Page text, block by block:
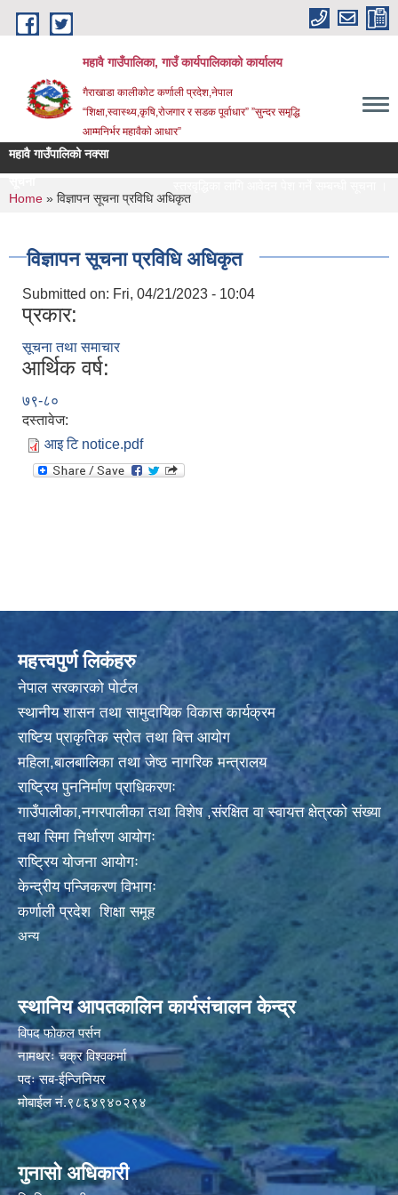
Skip to main content
महावै गाउँपालिका, गाउँ कार्यपालिकाको कार्यालय
गैराखाडा कालीकोट कर्णाली प्रदेश,नेपाल
“शिक्षा,स्वास्थ्य,कृषि,रोजगार र सडक पूर्वाधार” ”सुन्दर समृद्धि
आम्मनिर्भर महावैको आधार”
महावै गाउँपालिको नक्सा
You are here
Home » विज्ञापन सूचना प्रविधि अधिकृत
विज्ञापन सूचना प्रविधि अधिकृत
Submitted on: Fri, 04/21/2023 - 10:04
प्रकार:
सूचना तथा समाचार
आर्थिक वर्ष:
७९-८०
दस्तावेज:
आइ टि notice.pdf
महत्त्वपुर्ण लिकंहरु
नेपाल सरकारको पोर्टल
स्थानीय शासन तथा सामुदायिक विकास कार्यक्रम
राष्टिय प्राकृतिक स्रोत तथा बित्त आयोग
महिला,बालबालिका तथा जेष्ठ नागरिक मन्त्रालय
राष्ट्रिय पुननिर्माण प्राधिकरणः
गाउँपालीका,नगरपालीका तथा विशेष ,संरक्षित वा स्वायत्त क्षेत्रको संख्या
तथा सिमा निर्धारण आयोगः
राष्ट्रिय योजना आयोगः
केन्द्रीय पन्जिकरण विभागः
कर्णाली प्रदेश शिक्षा समूह
अन्य
स्थानिय आपतकालिन कार्यसंचालन केन्द्र
विपद फोकल पर्सन
नामथरः चक्र विश्वकर्मा
पदः सब-ईन्जिनियर
मोबाईल नं.९८६४९४०२९४
गुनासो अधिकारी